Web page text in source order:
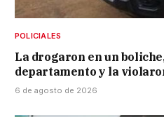
POLICIALES
La drogaron en un
departamento y la
6 de agosto de 2026